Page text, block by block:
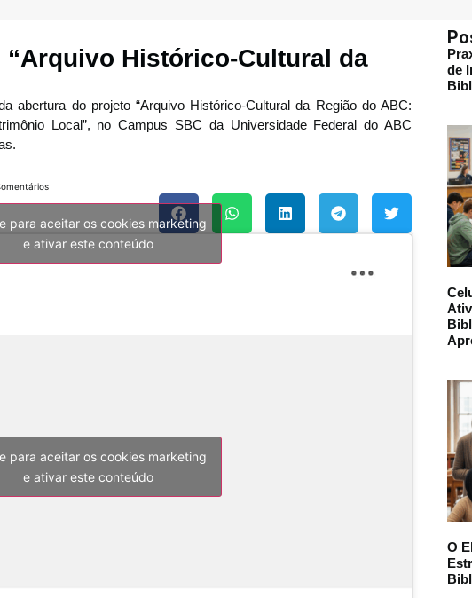
Histórico-Cultural da
abertura do projeto “Arquivo Histórico-Cultural da Região do ABC:
Local”, no Campus SBC da Universidade Federal do ABC
para aceitar os cookies marketing
e ativar este conteúdo
para aceitar os cookies marketing
e ativar este conteúdo
de
O